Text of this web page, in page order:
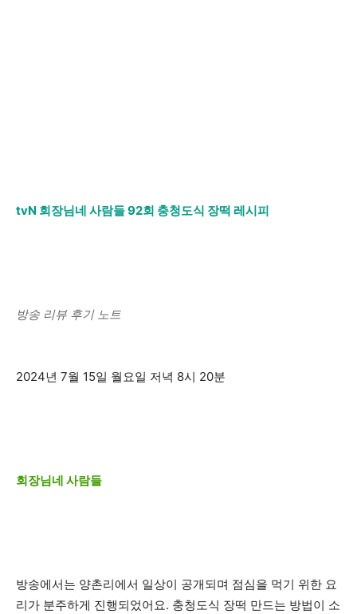
tvN 회장님네 사람들 92회 충청도식 장떡 레시피
방송 리뷰 후기 노트
2024년 7월 15일 월요일 저녁 8시 20분
회장님네 사람들
방송에서는 양촌리에서 일상이 공개되며 점심을 먹기 위한 요
리가 분주하게 진행되었어요. 충청도식 장떡 만드는 방법이 소